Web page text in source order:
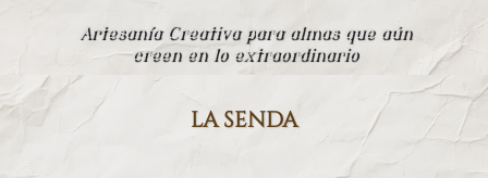
Artesanía Creativa para almas que aún
creen en lo extraordinario
la senda